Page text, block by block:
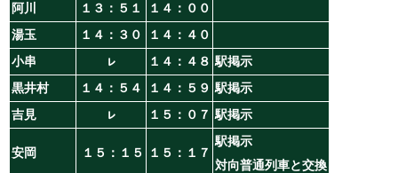
阿川
１３：５１
１４：００
湯玉
１４：３０
１４：４０
小串
ㇾ １４：４８ 駅掲示
黒井村
１４：５４ １４：５９ 駅掲示
吉見
ㇾ １５：０７ 駅掲示
安岡 １５：１５ １５：１７
駅掲示
対向普通列車と交換